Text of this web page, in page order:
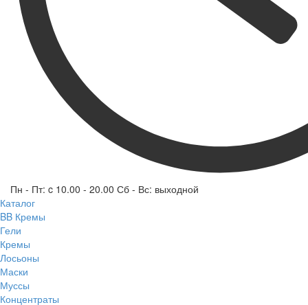
Пн - Пт: c 10.00 - 20.00 Сб - Вс: выходной
Каталог
BB Кремы
Гели
Кремы
Лосьоны
Маски
Муссы
Концентраты